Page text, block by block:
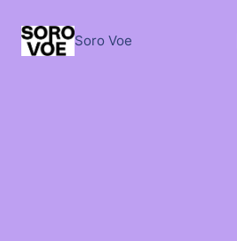
contenido
Soro Voe